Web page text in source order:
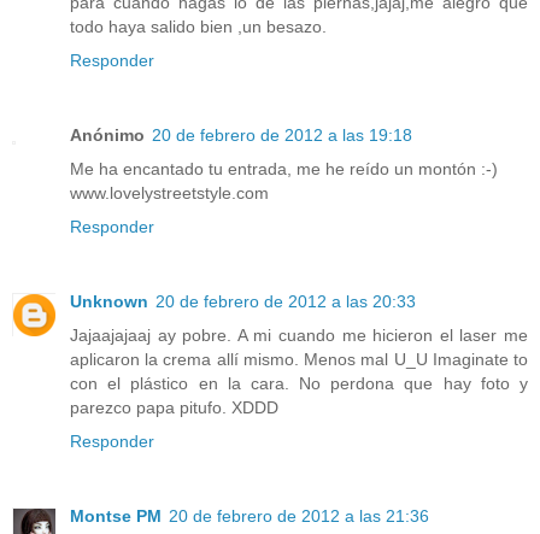
todo haya salido bien ,un besazo.
Responder
Anónimo 20 de febrero de 2012 a las 19:18
Me ha encantado tu entrada, me he reído un montón :-)
www.lovelystreetstyle.com
Responder
Unknown 20 de febrero de 2012 a las 20:33
Jajaajajaaj ay pobre. A mi cuando me hicieron el laser me
aplicaron la crema allí mismo. Menos mal U_U Imaginate to
con el plástico en la cara. No perdona que hay foto y
parezco papa pitufo. XDDD
Responder
Montse PM 20 de febrero de 2012 a las 21:36